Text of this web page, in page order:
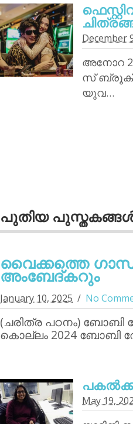
December
അനോറ
സ്
യുവ…
പുതിയ
വൈക്കത്തെ
അംബേദ്കറും
January 10, 2025 No
(ചരിത്ര പഠനം)
കൊല്ലം 2024 ബോബി
May 19,